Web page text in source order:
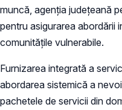
muncă, agenția județeană
pentru asigurarea abordării
comunitățile vulnerabile.
Furnizarea integrată a
abordarea sistemică a
pachetele de servicii din